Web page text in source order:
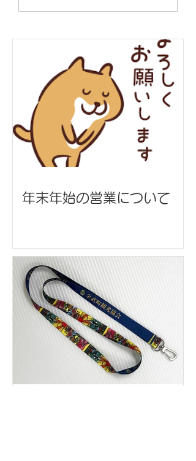
瀬分屯地 様
年末年始の営業について